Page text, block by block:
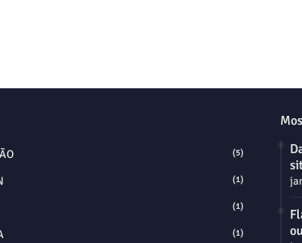
(5)
(1)
(1)
(1)